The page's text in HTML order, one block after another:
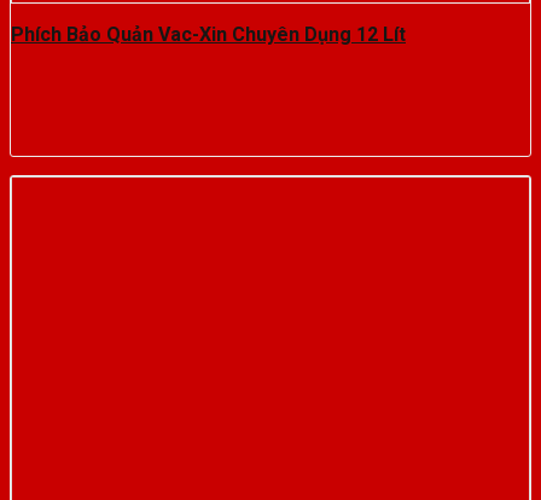
Phích Bảo Quản Vac-Xin Chuyên Dụng 12 Lít